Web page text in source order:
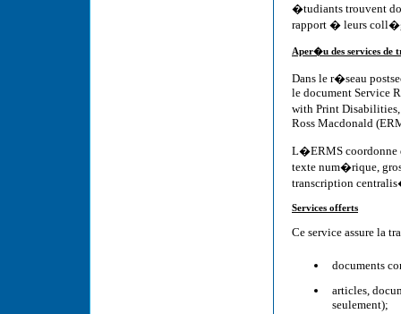
�tudiants trouvent
rapport � leurs
Aper�u des services de
Dans le r�seau
le document Service
with Print
Ross Macdonald
L�ERMS coordonne
texte num�rique,
transcription
Services offerts
Ce service assure la
documents
articles,
seulement);